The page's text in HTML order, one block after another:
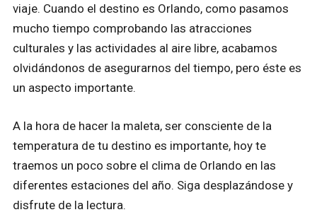
viaje. Cuando el destino es Orlando, como pasamos
mucho tiempo comprobando las atracciones
culturales y las actividades al aire libre, acabamos
olvidándonos de asegurarnos del tiempo, pero éste es
un aspecto importante.
A la hora de hacer la maleta, ser consciente de la
temperatura de tu destino es importante, hoy te
traemos un poco sobre el clima de Orlando en las
diferentes estaciones del año. Siga desplazándose y
disfrute de la lectura.